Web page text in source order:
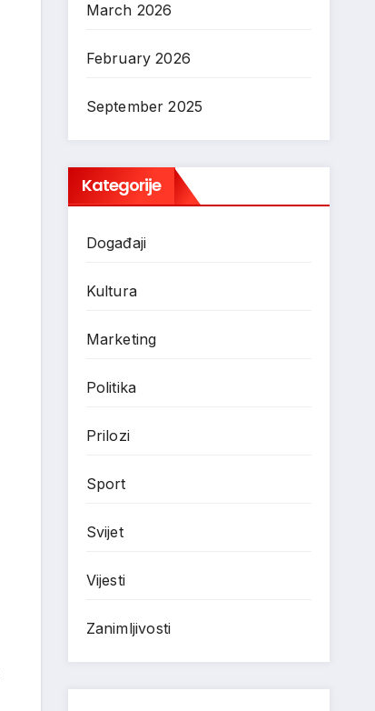
March 2026
February 2026
September 2025
Kategorije
Događaji
Kultura
Marketing
Politika
Prilozi
Sport
Svijet
Vijesti
Zanimljivosti